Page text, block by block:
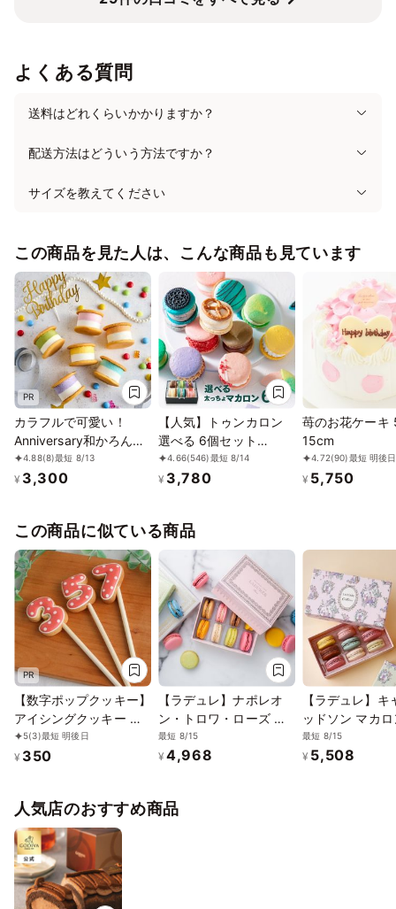
よくある質問
送料はどれくらいかかりますか？
配送方法はどういう方法ですか？
サイズを教えてください
この商品を見た人は、こんな商品も見ています
PR
カラフルで可愛い！
Anniversary和かろん。
～ 6個セットアイス
2026
4.88(8)最短 8/13
¥ 3,300
【人気】トゥンカロン
選べる 6個セット
MACAPRESSO マカロ
ン
4.66(546)最短 8/14
¥ 3,780
苺のお花ケーキ
15cm
4.72(90)最短 明後日
¥ 5,750
この商品に似ている商品
PR
【数字ポップクッキー】
アイシングクッキー 誕
生日 ケーキ クッキー 数
字 デコレーションケー
しケーキ
5(3)最短 明後日
¥ 350
【ラデュレ】ナポレオ
ン・トロワ・ローズ マ
カロン8個入り
最短 8/15
¥ 4,968
【ラデュレ】キ
ッドソン マカ
り
最短 8/15
¥ 5,508
人気店のおすすめ商品